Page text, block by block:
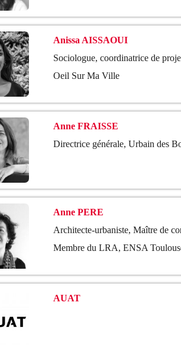
Anissa AISSAOUI
Sociologue, coordinatrice de
Oeil Sur Ma Ville
Anne FRAISSE
Directrice générale, Urbain des
Anne PERE
Architecte-urbaniste, Maître de
Membre du LRA, ENSA
AUAT